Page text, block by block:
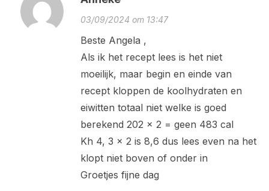
03/09/2024 om 13:47
Beste Angela ,
Als ik het recept lees is het niet
moeilijk, maar begin en einde van
recept kloppen de koolhydraten en
eiwitten totaal niet welke is goed
berekend 202 x 2 = geen 483 cal
Kh 4, 3 x 2 is 8,6 dus lees even na het
klopt niet boven of onder in
Groetjes fijne dag